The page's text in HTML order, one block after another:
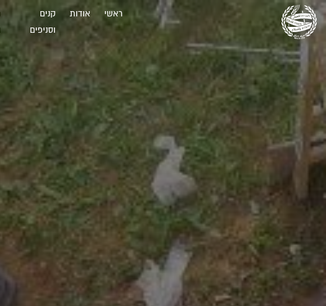
ראשי אודות קנים
וסניפים